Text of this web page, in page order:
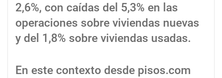
2,6%, con caídas del 5,3% en las
operaciones sobre viviendas nuevas
y del 1,8% sobre viviendas usadas.
En este contexto desde pisos.com